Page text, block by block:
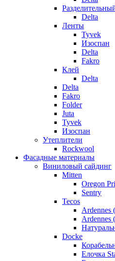
Delta
Ленты
Tyvek
Изоспан
Delta
Fakro
Клей
Delta
Delta
Fakro
Folder
Juta
Tyvek
Изоспан
Утеплители
Rockwool
Фасадные материалы
Виниловый сайдинг
Mitten
Oregon
Sentry
Tecos
Ardennes
Docke
Елочка